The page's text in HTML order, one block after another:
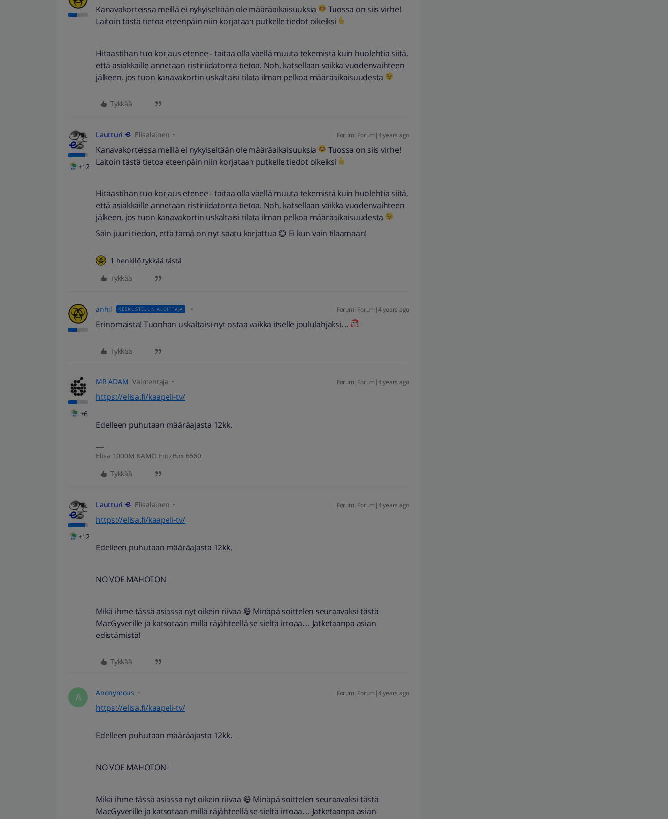
Kanavakorteissa meillä ei nykyiseltään ole määräaikaisuuksia
Tuossa on siis virhe!
Laitoin tästä tietoa eteenpäin niin korjataan putkelle tiedot oikeiksi
Hitaastihan tuo korjaus etenee - taitaa olla väellä muuta tekemistä kuin huolehtia siitä,
että asiakkaille annetaan ristiriidatonta tietoa. Noh, katsellaan vaikka vuodenvaihteen
jälkeen, jos tuon kanavakortin uskaltaisi tilata ilman pelkoa määräaikaisuudesta
Tykkää
+12
Lautturi Elisalainen Forum|Forum|4 years ago
Kanavakorteissa meillä ei nykyiseltään ole määräaikaisuuksia
Tuossa on siis virhe!
Laitoin tästä tietoa eteenpäin niin korjataan putkelle tiedot oikeiksi
Hitaastihan tuo korjaus etenee - taitaa olla väellä muuta tekemistä kuin huolehtia siitä,
että asiakkaille annetaan ristiriidatonta tietoa. Noh, katsellaan vaikka vuodenvaihteen
jälkeen, jos tuon kanavakortin uskaltaisi tilata ilman pelkoa määräaikaisuudesta
Sain juuri tiedon, että tämä on nyt saatu korjattua 😊 Ei kun vain tilaamaan!
1 henkilö tykkää tästä
Tykkää
anhil KESKUSTELUN ALOITTAJA Forum|Forum|4 years ago
Erinomaista! Tuonhan uskaltaisi nyt ostaa vaikka itselle joululahjaksi…
Tykkää
+6
MR ADAM Valmentaja Forum|Forum|4 years ago
https://elisa.fi/kaapeli-tv/
Edelleen puhutaan määräajasta 12kk.
Elisa 1000M KAMO FritzBox 6660
Tykkää
+12
Lautturi Elisalainen Forum|Forum|4 years ago
https://elisa.fi/kaapeli-tv/
Edelleen puhutaan määräajasta 12kk.
NO VOE MAHOTON!
Mikä ihme tässä asiassa nyt oikein riivaa 😅 Minäpä soittelen seuraavaksi tästä
MacGyverille ja katsotaan millä räjähteellä se sieltä irtoaa… Jatketaanpa asian
edistämistä!
Tykkää
A Anonymous Forum|Forum|4 years ago
https://elisa.fi/kaapeli-tv/
Edelleen puhutaan määräajasta 12kk.
NO VOE MAHOTON!
Mikä ihme tässä asiassa nyt oikein riivaa 😅 Minäpä soittelen seuraavaksi tästä
MacGyverille ja katsotaan millä räjähteellä se sieltä irtoaa… Jatketaanpa asian